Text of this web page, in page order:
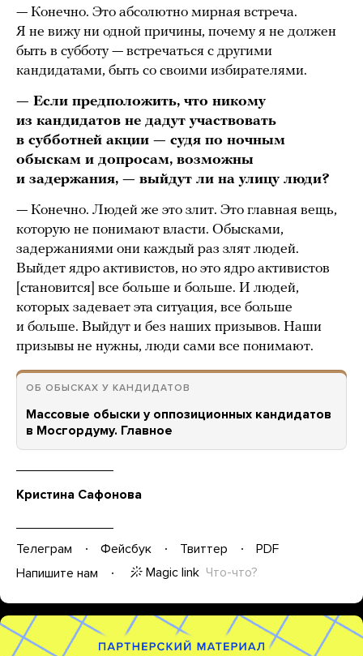
— Конечно. Это абсолютно мирная встреча.
Я не вижу ни одной причины, почему я не должен
быть в субботу — встречаться с другими
кандидатами, быть со своими избирателями.
— Если предположить, что никому
из кандидатов не дадут участвовать
в субботней акции — судя по ночным
обыскам и допросам, возможны
и задержания, — выйдут ли на улицу люди?
— Конечно. Людей же это злит. Это главная вещь,
которую не понимают власти. Обысками,
задержаниями они каждый раз злят людей.
Выйдет ядро активистов, но это ядро активистов
[становится] все больше и больше. И людей,
которых задевает эта ситуация, все больше
и больше. Выйдут и без наших призывов. Наши
призывы не нужны, люди сами все понимают.
ОБ ОБЫСКАХ У КАНДИДАТОВ
Массовые обыски у оппозиционных кандидатов
в Мосгордуму. Главное
Кристина Сафонова
Телеграм Фейсбук Твиттер
PDF
Напишите нам
Magic link Что-что?